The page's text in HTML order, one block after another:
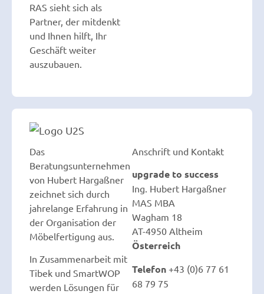
RAS sieht sich als
Partner, der mitdenkt
und Ihnen hilft, Ihr
Geschäft weiter
auszubauen.
Das
Beratungsunternehmen
von Hubert Hargaßner
zeichnet sich durch
jahrelange Erfahrung in
der Organisation der
Möbelfertigung aus.
In Zusammenarbeit mit
Tibek und SmartWOP
werden Lösungen für
Anschrift und Kontakt
upgrade to success
Ing. Hubert Hargaßner
MAS MBA
Wagham 18
AT-4950 Altheim
Österreich
Telefon +43 (0)6 77 61
68 79 75